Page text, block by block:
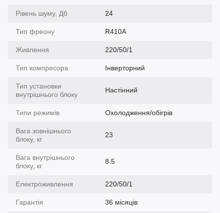
Рівень шуму, Дб 24
Тип фреону R410A
Живлення 220/50/1
Тип компресора Інверторний
Тип установки
внутрішнього блоку
Настінний
Типи режимів Охолодження/обігрів
Вага зовнішнього
блоку, кг
23
Вага внутрішнього
блоку, кг
8.5
Електроживлення 220/50/1
Гарантія 36 місяців